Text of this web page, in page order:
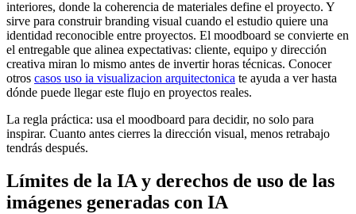
interiores, donde la coherencia de materiales define el proyecto. Y
sirve para construir branding visual cuando el estudio quiere una
identidad reconocible entre proyectos. El moodboard se convierte en
el entregable que alinea expectativas: cliente, equipo y dirección
creativa miran lo mismo antes de invertir horas técnicas. Conocer
otros casos uso ia visualizacion arquitectonica te ayuda a ver hasta
dónde puede llegar este flujo en proyectos reales.
La regla práctica: usa el moodboard para decidir, no solo para
inspirar. Cuanto antes cierres la dirección visual, menos retrabajo
tendrás después.
Límites de la IA y derechos de uso de las
imágenes generadas con IA